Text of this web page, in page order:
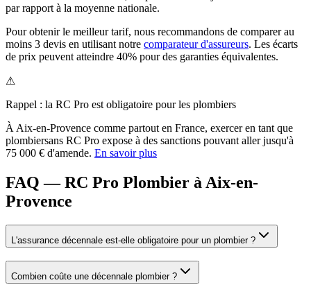
par rapport à la moyenne nationale.
Pour obtenir le meilleur tarif, nous recommandons de comparer au
moins 3 devis en utilisant notre comparateur d'assureurs. Les écarts
de prix peuvent atteindre 40% pour des garanties équivalentes.
⚠
Rappel : la RC Pro est obligatoire pour les plombiers
À Aix-en-Provence comme partout en France, exercer en tant que
plombiersans RC Pro expose à des sanctions pouvant aller jusqu'à
75 000 € d'amende. En savoir plus
FAQ — RC Pro Plombier à Aix-en-
Provence
L'assurance décennale est-elle obligatoire pour un plombier ?
Combien coûte une décennale plombier ?